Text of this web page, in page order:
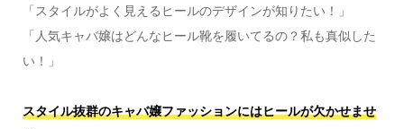
「スタイルがよく見えるヒールのデザインが知りたい！」
「人気キャバ嬢はどんなヒール靴を履いてるの？私も真似した
い！」
スタイル抜群のキャバ嬢ファッションにはヒールが欠かせませ